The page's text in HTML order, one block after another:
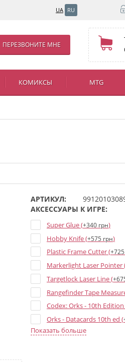
UA RU
ПЕРЕЗВОНИТЕ МНЕ
КОМИКСЫ MTG
АРТИКУЛ:
АКСЕССУАРЫ К ИГРЕ:
Super Glue (+340 грн)
Hobby Knife (+575 грн)
Plastic Frame Cutter (
Markerlight Laser Pointer
Targetlock Laser Line (
Rangefinder Tape
Codex: Orks - 10th Edition
Orks - Datacards 10th ed (
Orks Blue Dice - 16 mm (
Показать больше